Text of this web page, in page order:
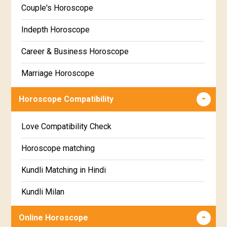
Uttara Phalguni Star Horoscope
Hastha Star Horoscope
Chitha Star Horoscope
Swathi Star Horoscope
Visakha Star Horoscope
Jyeshta Star Horoscope
Moola Star Horoscope
Poorvashaada Star Horoscope
Uttarashaada Star Horoscope
Marathi
Gujarati
Sinhala
Couple's Horoscope
Indepth Horoscope
Career & Business Horoscope
Marriage Horoscope
Wealth & Fortune Horoscope
Super Horoscope
Future Book
Numerology
Horoscope Compatibility
Love Compatibility Check
Horoscope matching
Kundli Matching in Hindi
Kundli Milan
Free chinese compatibility
Online Horoscope